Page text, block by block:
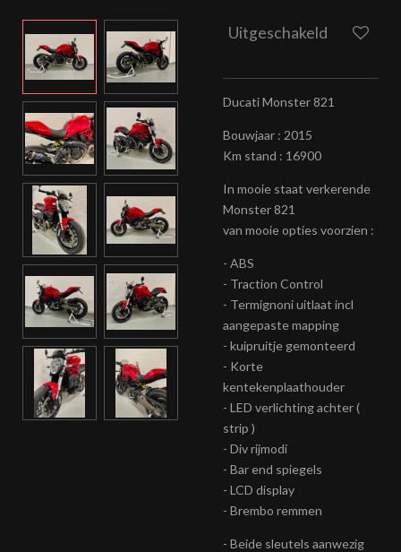
Uitgeschakeld
Ducati Monster 821
Bouwjaar : 2015
Km stand : 16900
In mooie staat verkerende
Monster 821
van mooie opties voorzien :
- ABS
- Traction Control
- Termignoni uitlaat incl
aangepaste mapping
- kuipruitje gemonteerd
- Korte
kentekenplaathouder
- LED verlichting achter (
strip )
- Div rijmodi
- Bar end spiegels
- LCD display
- Brembo remmen
- Beide sleutels aanwezig